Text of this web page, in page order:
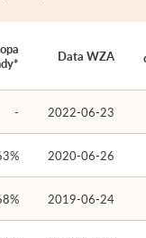
Data WZA
- 2022-06-23
2020-06-26
2019-06-24